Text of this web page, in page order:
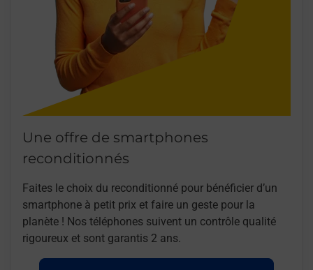
Une offre de smartphones
reconditionnés
Faites le choix du reconditionné pour bénéficier d’un
smartphone à petit prix et faire un geste pour la
planète ! Nos téléphones suivent un contrôle qualité
rigoureux et sont garantis 2 ans.